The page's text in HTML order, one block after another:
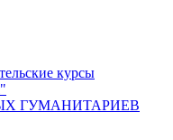
курсы
ГУМАНИТАРИЕВ